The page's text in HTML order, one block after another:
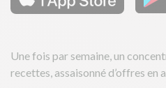
Une fois par semaine, un
recettes, assaisonné d’offres en